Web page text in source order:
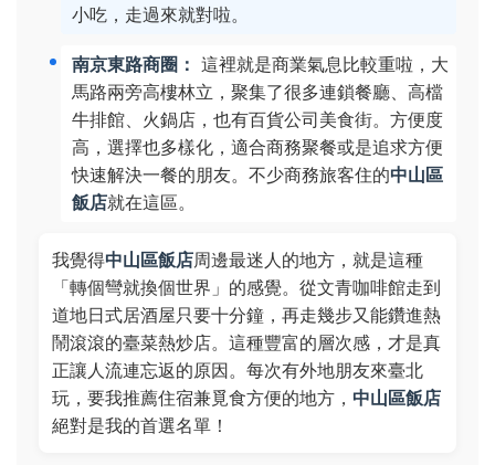
小吃，走過來就對啦。
南京東路商圈： 這裡就是商業氣息比較重啦，大
馬路兩旁高樓林立，聚集了很多連鎖餐廳、高檔
牛排館、火鍋店，也有百貨公司美食街。方便度
高，選擇也多樣化，適合商務聚餐或是追求方便
快速解決一餐的朋友。不少商務旅客住的中山區
飯店就在這區。
我覺得中山區飯店周邊最迷人的地方，就是這種
「轉個彎就換個世界」的感覺。從文青咖啡館走到
道地日式居酒屋只要十分鐘，再走幾步又能鑽進熱
鬧滾滾的臺菜熱炒店。這種豐富的層次感，才是真
正讓人流連忘返的原因。每次有外地朋友來臺北
玩，要我推薦住宿兼覓食方便的地方， 中山區飯店
絕對是我的首選名單！